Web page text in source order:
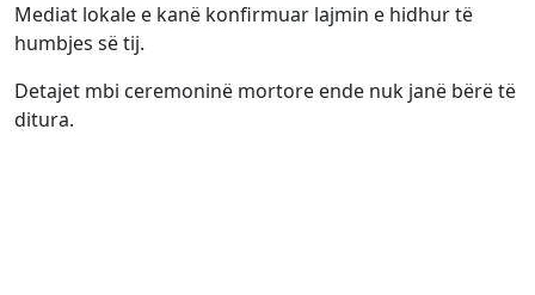
Mediat lokale e kanë konfirmuar lajmin e hidhur të
humbjes së tij.
Detajet mbi ceremoninë mortore ende nuk janë bërë të
ditura.